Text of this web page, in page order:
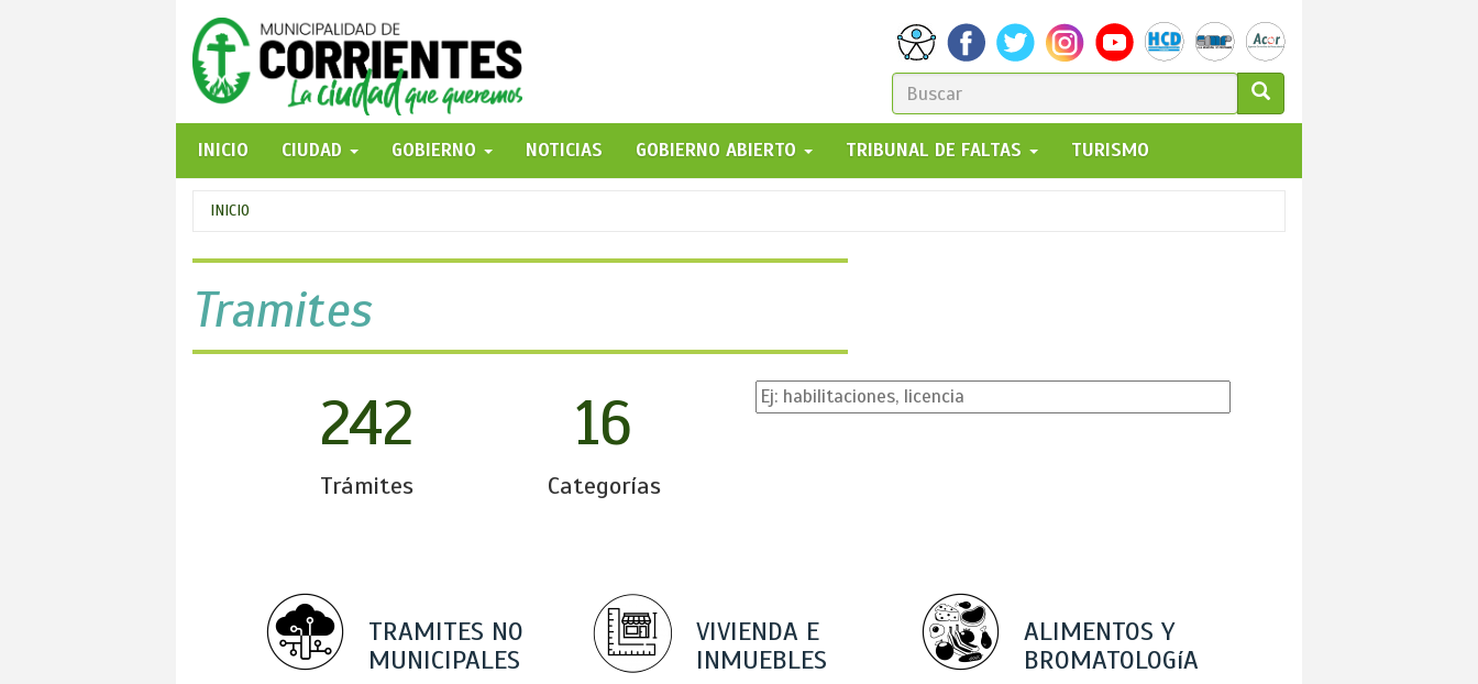
FORMULARIO
DE
BÚSQUEDA
GO!
INICIO
CIUDAD GOBIERNO NOTICIAS GOBIERNO ABIERTO TRIBUNAL DE FALTAS TURISMO
Se
encuentra
usted
aquí
INICIO
Tramites
242
Trámites
16
Categorías
TRAMITES NO
MUNICIPALES
VIVIENDA E
INMUEBLES
ALIMENTOS Y
BROMATOLOGíA